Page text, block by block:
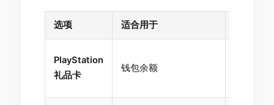
选项 适合用于
PlayStation
礼品卡
钱包余额